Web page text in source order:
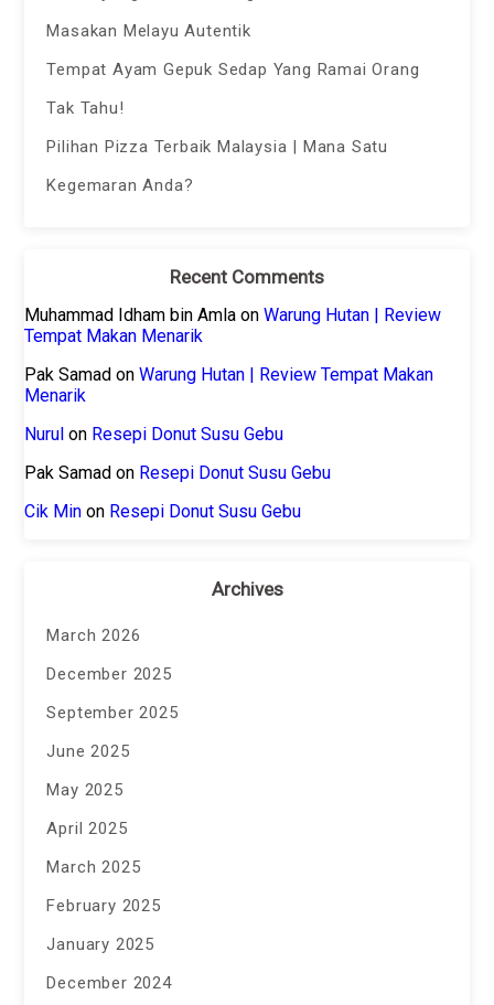
Masakan Melayu Autentik
Tempat Ayam Gepuk Sedap Yang Ramai Orang
Tak Tahu!
Pilihan Pizza Terbaik Malaysia | Mana Satu
Kegemaran Anda?
Recent Comments
Muhammad Idham bin Amla onWarung Hutan | Review
Tempat Makan Menarik
Pak Samad onWarung Hutan | Review Tempat Makan
Menarik
Nurul on Resepi Donut Susu Gebu
Pak Samad on Resepi Donut Susu Gebu
Cik Min on Resepi Donut Susu Gebu
Archives
March 2026
December 2025
September 2025
June 2025
May 2025
April 2025
March 2025
February 2025
January 2025
December 2024